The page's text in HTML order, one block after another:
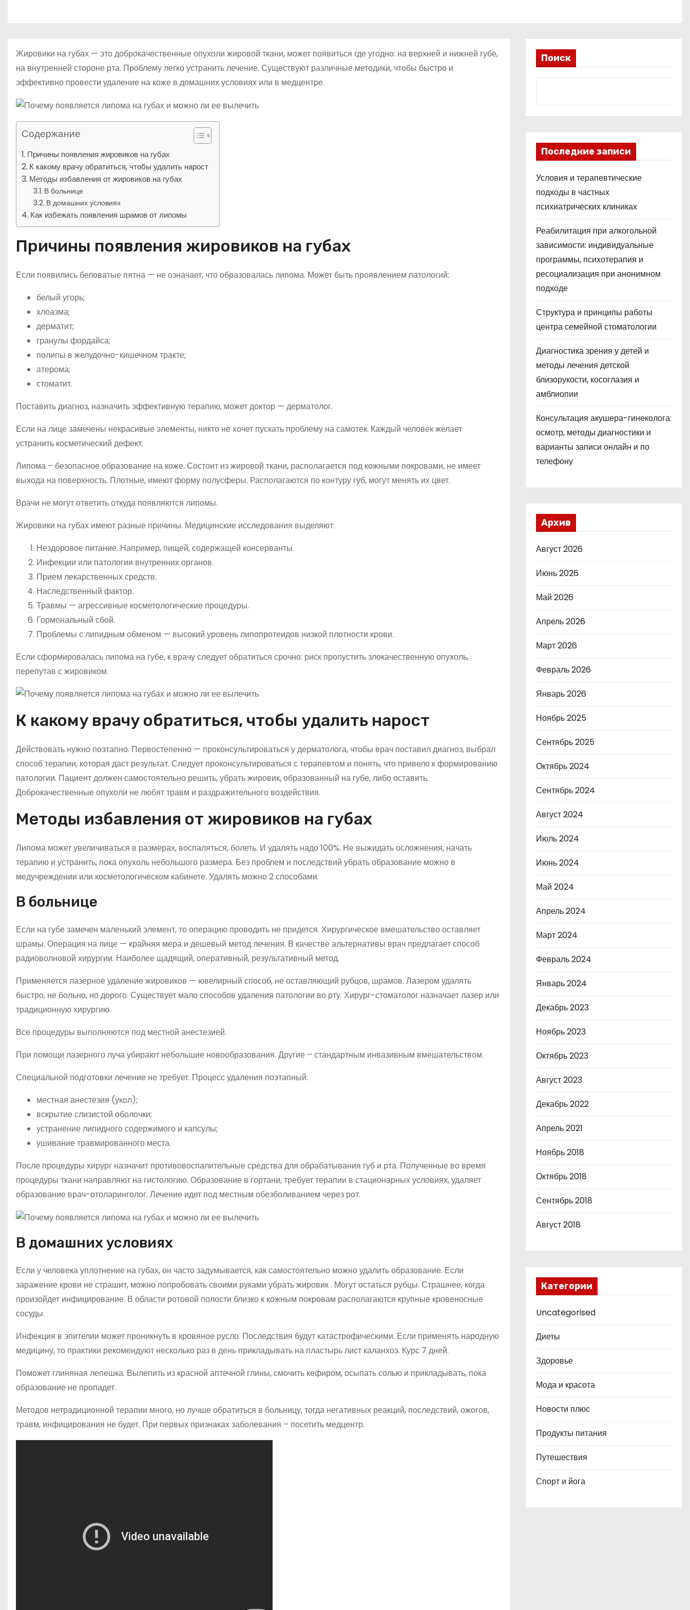
Жировики на губах — это доброкачественные опухоли жировой ткани, может появиться где угодно: на верхней и нижней губе,
на внутренней стороне рта. Проблему легко устранить лечение. Существуют различные методики, чтобы быстро и
эффективно провести удаление на коже в домашних условиях или в медцентре.
Содержание
Причины появления жировиков на губах
К какому врачу обратиться, чтобы удалить нарост
Методы избавления от жировиков на губах
В больнице
В домашних условиях
Как избежать появления шрамов от липомы
Причины появления жировиков на губах
Если появились беловатые пятна — не означает, что образовалась липома. Может быть проявлением патологий:
белый угорь;
хлоазма;
дерматит;
гранулы фордайса;
полипы в желудочно-кишечном тракте;
атерома;
стоматит.
Поставить диагноз, назначить эффективную терапию, может доктор — дерматолог.
Если на лице замечены некрасивые элементы, никто не хочет пускать проблему на самотек. Каждый человек желает
устранить косметический дефект.
Липома – безопасное образование на коже. Состоит из жировой ткани, располагается под кожными покровами, не имеет
выхода на поверхность. Плотные, имеют форму полусферы. Располагаются по контуру губ, могут менять их цвет.
Врачи не могут ответить откуда появляются липомы.
Жировики на губах имеют разные причины. Медицинские исследования выделяют:
Нездоровое питание. Например, пищей, содержащей консерванты.
Инфекции или патологии внутренних органов.
Прием лекарственных средств.
Наследственный фактор.
Травмы — агрессивные косметологические процедуры.
Гормональный сбой.
Проблемы с липидным обменом — высокий уровень липопротеидов низкой плотности крови.
Если сформировалась липома на губе, к врачу следует обратиться срочно: риск пропустить злокачественную опухоль,
перепутав с жировиком.
К какому врачу обратиться, чтобы удалить нарост
Действовать нужно поэтапно. Первостепенно — проконсультироваться у дерматолога, чтобы врач поставил диагноз, выбрал
способ терапии, которая даст результат. Следует проконсультироваться с терапевтом и понять, что привело к формированию
патологии. Пациент должен самостоятельно решить, убрать жировик, образованный на губе, либо оставить.
Доброкачественные опухоли не любят травм и раздражительного воздействия.
Методы избавления от жировиков на губах
Липома может увеличиваться в размерах, воспаляться, болеть. И удалять надо 100%. Не выжидать осложнения, начать
терапию и устранить, пока опухоль небольшого размера. Без проблем и последствий убрать образование можно в
медучреждении или косметологическом кабинете. Удалять можно 2 способами.
В больнице
Если на губе замечен маленький элемент, то операцию проводить не придется. Хирургическое вмешательство оставляет
шрамы. Операция на лице — крайняя мера и дешевый метод лечения. В качестве альтернативы врач предлагает способ
радиоволновой хирургии. Наиболее щадящий, оперативный, результативный метод.
Применяется лазерное удаление жировиков — ювелирный способ, не оставляющий рубцов, шрамов. Лазером удалять
быстро, не больно, но дорого. Существует мало способов удаления патологии во рту. Хирург-стоматолог назначает лазер или
традиционную хирургию.
Все процедуры выполняются под местной анестезией.
При помощи лазерного луча убирают небольшие новообразования. Другие – стандартным инвазивным вмешательством.
Специальной подготовки лечение не требует. Процесс удаления поэтапный:
местная анестезия (укол);
вскрытие слизистой оболочки;
устранение липидного содержимого и капсулы;
ушивание травмированного места.
После процедуры хирург назначит противовоспалительные средства для обрабатывания губ и рта. Полученные во время
процедуры ткани направляют на гистологию. Образование в гортани, требует терапии в стационарных условиях, удаляет
образование врач-отоларинголог. Лечение идет под местным обезболиванием через рот.
В домашних условиях
Если у человека уплотнение на губах, он часто задумывается, как самостоятельно можно удалить образование. Если
заражение крови не страшит, можно попробовать своими руками убрать жировик . Могут остаться рубцы. Страшнее, когда
произойдет инфицирование. В области ротовой полости близко к кожным покровам располагаются крупные кровеносные
сосуды.
Инфекция в эпителии может проникнуть в кровяное русло. Последствия будут катастрофическими. Если применять народную
медицину, то практики рекомендуют несколько раз в день прикладывать на пластырь лист каланхоэ. Курс 7 дней.
Поможет глиняная лепешка. Вылепить из красной аптечной глины, смочить кефиром, осыпать солью и прикладывать, пока
образование не пропадет.
Методов нетрадиционной терапии много, но лучше обратиться в больницу, тогда негативных реакций, последствий, ожогов,
травм, инфицирования не будет. При первых признаках заболевания – посетить медцентр.
Поиск
Последние записи
Условия и терапевтические
подходы в частных
психиатрических клиниках
Реабилитация при алкогольной
зависимости: индивидуальные
программы, психотерапия и
ресоциализация при анонимном
подходе
Структура и принципы работы
центра семейной стоматологии
Диагностика зрения у детей и
методы лечения детской
близорукости, косоглазия и
амблиопии
Консультация акушера-гинеколога:
осмотр, методы диагностики и
варианты записи онлайн и по
телефону
Архив
Август 2026
Июнь 2026
Май 2026
Апрель 2026
Март 2026
Февраль 2026
Январь 2026
Ноябрь 2025
Сентябрь 2025
Октябрь 2024
Сентябрь 2024
Август 2024
Июль 2024
Июнь 2024
Май 2024
Апрель 2024
Март 2024
Февраль 2024
Январь 2024
Декабрь 2023
Ноябрь 2023
Октябрь 2023
Август 2023
Декабрь 2022
Апрель 2021
Ноябрь 2018
Октябрь 2018
Сентябрь 2018
Август 2018
Категории
Uncategorised
Диеты
Здоровье
Мода и красота
Новости плюс
Продукты питания
Путешествия
Спорт и йога